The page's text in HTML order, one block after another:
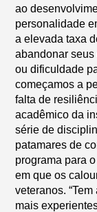
ao
personalidade
a elevada taxa
abandonar seus
ou dificuldade
começamos a
falta de
acadêmico da
série de
patamares de
programa para
em que os
veteranos.
mais